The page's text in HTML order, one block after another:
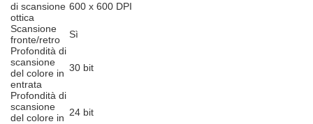
di scansione
ottica
600 x 600 DPI
Scansione
fronte/retro
Sì
Profondità di
scansione
del colore in
entrata
30 bit
Profondità di
scansione
del colore in 24 bit